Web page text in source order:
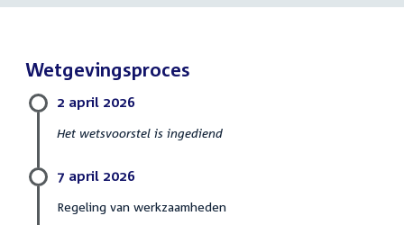
Wetgevingsproces
2 april 2026
Het wetsvoorstel is ingediend
7 april 2026
Regeling van werkzaamheden